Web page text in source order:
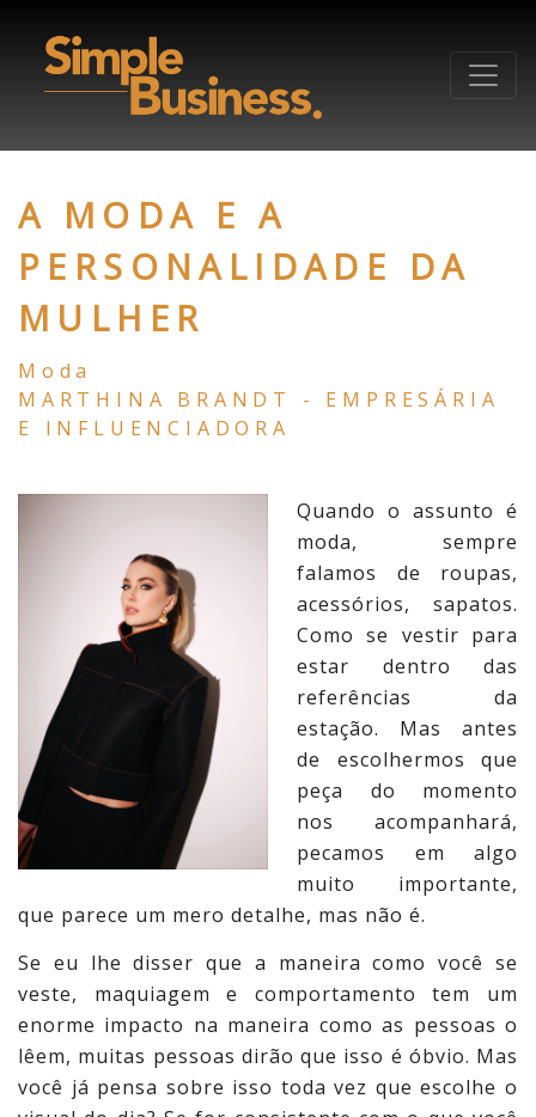
A MODA E A
PERSONALIDADE DA
MULHER
Moda
MARTHINA BRANDT - EMPRESÁRIA
E INFLUENCIADORA
Quando o assunto é
moda, sempre
falamos de roupas,
acessórios, sapatos.
Como se vestir para
estar dentro das
referências da
estação. Mas antes
de escolhermos que
peça do momento
nos acompanhará,
pecamos em algo
muito importante,
que parece um mero detalhe, mas não é.
Se eu lhe disser que a maneira como você se
veste, maquiagem e comportamento tem um
enorme impacto na maneira como as pessoas o
lêem, muitas pessoas dirão que isso é óbvio. Mas
você já pensa sobre isso toda vez que escolhe o